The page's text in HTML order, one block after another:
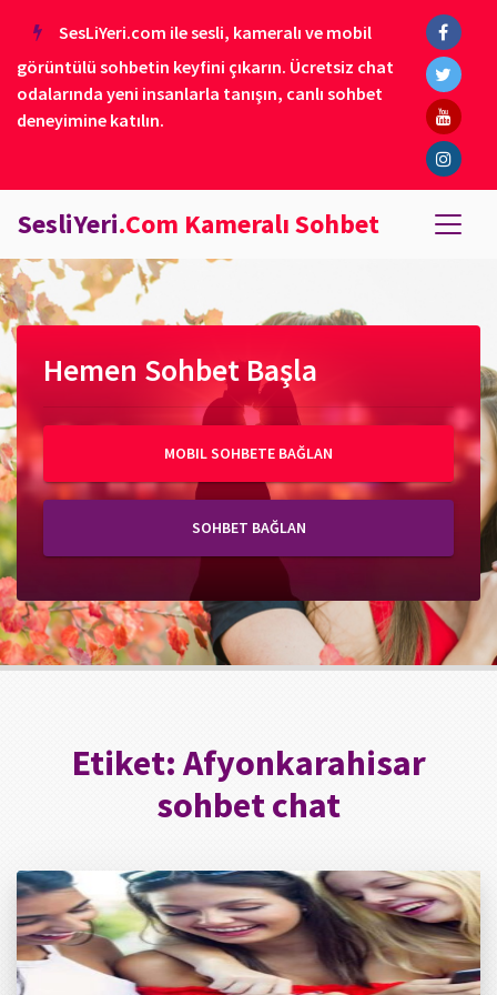
SesLiYeri.com ile sesli, kameralı ve mobil
görüntülü sohbetin keyfini çıkarın. Ücretsiz chat
odalarında yeni insanlarla tanışın, canlı sohbet
deneyimine katılın.
SesliYeri.Com Kameralı Sohbet
Hemen Sohbet Başla
MOBIL SOHBETE BAĞLAN
SOHBET BAĞLAN
Etiket: Afyonkarahisar
sohbet chat